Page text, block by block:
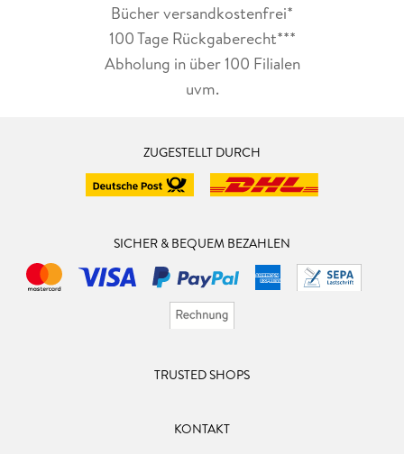
Bücher versandkostenfrei*
100 Tage Rückgaberecht***
Abholung in über 100 Filialen
uvm.
ZUGESTELLT DURCH
SICHER & BEQUEM BEZAHLEN
TRUSTED SHOPS
KONTAKT